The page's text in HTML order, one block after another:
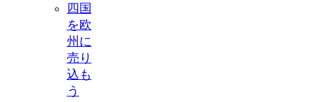
四国
を欧
州に
売り
込も
う